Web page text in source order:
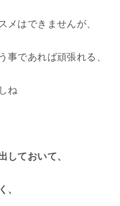
メはできませんが、
事であれば頑張れる、
ね
しておいて、
、